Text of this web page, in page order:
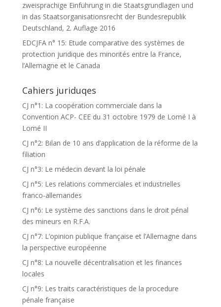
zweisprachige Einführung in die Staatsgrundlagen und
in das Staatsorganisationsrecht der Bundesrepublik
Deutschland, 2. Auflage 2016
EDCJFA n° 15: Etude comparative des systèmes de
protection juridique des minorités entre la France,
l’Allemagne et le Canada
Cahiers juriduqes
CJ n°1: La coopération commerciale dans la
Convention ACP- CEE du 31 octobre 1979 de Lomé I à
Lomé II
CJ n°2: Bilan de 10 ans d’application de la réforme de la
filiation
CJ n°3: Le médecin devant la loi pénale
CJ n°5: Les relations commerciales et industrielles
franco-allemandes
CJ n°6: Le système des sanctions dans le droit pénal
des mineurs en R.F.A.
CJ n°7: L’opinion publique française et l’Allemagne dans
la perspective européenne
CJ n°8: La nouvelle décentralisation et les finances
locales
CJ n°9: Les traits caractéristiques de la procedure
pénale française